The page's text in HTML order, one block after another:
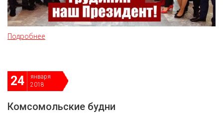
Подробнее
24
января
2018
Комсомольские будни